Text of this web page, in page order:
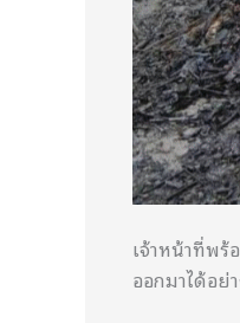
เจ้าหน้าที่พร้
ออกมาได้อย่